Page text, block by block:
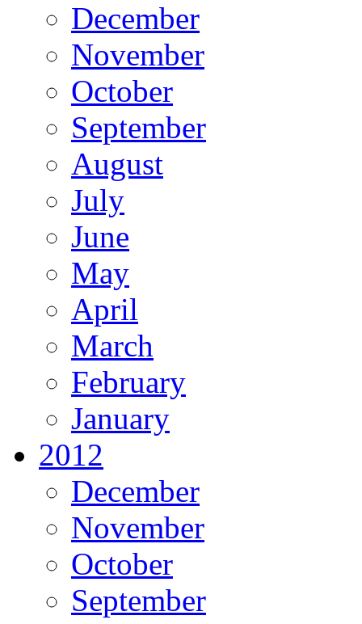
December
November
October
September
August
July
June
May
April
March
February
January
2012
December
November
October
September